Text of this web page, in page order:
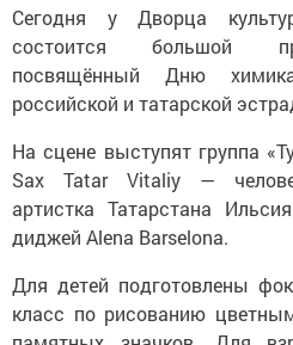
Сегодня у Дворца
состоится большой
посвящённый Дню
российской и татарской
На сцене выступят группа
Sax Tatar Vitaliy —
артистка Татарстана
диджей Alena Barselona.
Для детей подготовлены
класс по рисованию